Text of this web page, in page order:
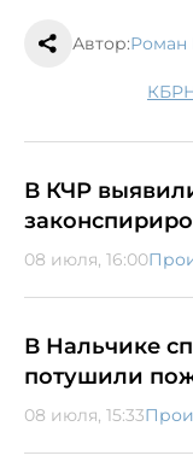
Автор:Роман
КБР
В КЧР
08 июля, 16:00
В Нальчике
потушили
08 июля, 15:33